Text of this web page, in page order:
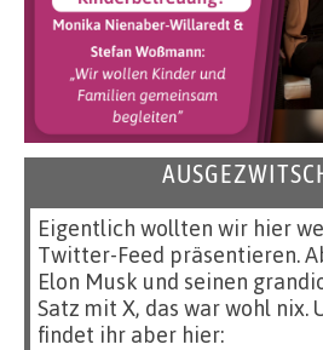
Eigentlich wollten wir hier
Twitter-Feed präsentieren.
Elon Musk und seinen
Satz mit X, das war wohl nix.
findet ihr aber hier: